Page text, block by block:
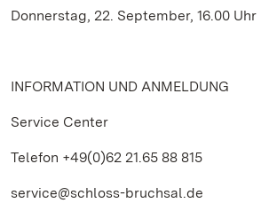
Donnerstag, 22. September, 16.00 Uhr
INFORMATION UND ANMELDUNG
Service Center
Telefon +49(0)62 21.65 88 815
service@schloss-bruchsal.de